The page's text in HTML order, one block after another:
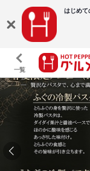
はじめて
一覧